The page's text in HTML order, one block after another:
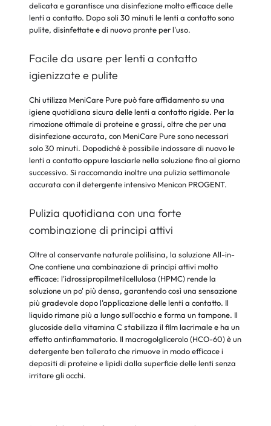
delicata e garantisce una disinfezione molto efficace delle
lenti a contatto. Dopo soli 30 minuti le lenti a contatto sono
pulite, disinfettate e di nuovo pronte per l'uso.
Facile da usare per lenti a contatto
igienizzate e pulite
Chi utilizza MeniCare Pure può fare affidamento su una
igiene quotidiana sicura delle lenti a contatto rigide. Per la
rimozione ottimale di proteine e grassi, oltre che per una
disinfezione accurata, con MeniCare Pure sono necessari
solo 30 minuti. Dopodiché è possibile indossare di nuovo le
lenti a contatto oppure lasciarle nella soluzione fino al giorno
successivo. Si raccomanda inoltre una pulizia settimanale
accurata con il detergente intensivo Menicon PROGENT.
Pulizia quotidiana con una forte
combinazione di principi attivi
Oltre al conservante naturale polilisina, la soluzione All-in-
One contiene una combinazione di principi attivi molto
efficace: l'idrossipropilmetilcellulosa (HPMC) rende la
soluzione un po' più densa, garantendo così una sensazione
più gradevole dopo l'applicazione delle lenti a contatto. Il
liquido rimane più a lungo sull'occhio e forma un tampone. Il
glucoside della vitamina C stabilizza il film lacrimale e ha un
effetto antinfiammatorio. Il macrogolglicerolo (HCO-60) è un
detergente ben tollerato che rimuove in modo efficace i
depositi di proteine e lipidi dalla superficie delle lenti senza
irritare gli occhi.